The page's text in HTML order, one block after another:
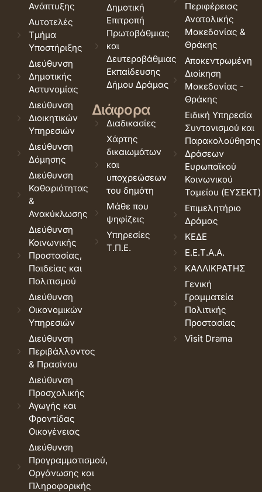
Ανάπτυξης
Αυτοτελές
Τμήμα
Υποστήριξης
Διεύθυνση
Δημοτικής
Αστυνομίας
Διεύθυνση
Διοικητικών
Υπηρεσιών
Διεύθυνση
Δόμησης
Διεύθυνση
Καθαριότητας
&
Ανακύκλωσης
Διεύθυνση
Κοινωνικής
Προστασίας,
Παιδείας και
Πολιτισμού
Διεύθυνση
Οικονομικών
Υπηρεσιών
Διεύθυνση
Περιβάλλοντος
& Πρασίνου
Διεύθυνση
Προσχολικής
Αγωγής και
Φροντίδας
Οικογένειας
Διεύθυνση
Προγραμματισμού,
Οργάνωσης και
Πληροφορικής
Δημοτική
Επιτροπή
Πρωτοβάθμιας
και
Δευτεροβάθμιας
Εκπαίδευσης
Δήμου Δράμας
Διάφορα
Διαδικασίες
Χάρτης
δικαιωμάτων
και
υποχρεώσεων
του δημότη
Μάθε που
ψηφίζεις
Υπηρεσίες
Τ.Π.Ε.
Περιφέρειας
Ανατολικής
Μακεδονίας &
Θράκης
Αποκεντρωμένη
Διοίκηση
Μακεδονίας -
Θράκης
Ειδική Υπηρεσία
Συντονισμού και
Παρακολούθησης
Δράσεων
Ευρωπαϊκού
Κοινωνικού
Ταμείου (ΕΥΣΕΚΤ)
Επιμελητήριο
Δράμας
ΚΕΔΕ
Ε.Ε.Τ.Α.Α.
ΚΑΛΛΙΚΡΑΤΗΣ
Γενική
Γραμματεία
Πολιτικής
Προστασίας
Visit Drama